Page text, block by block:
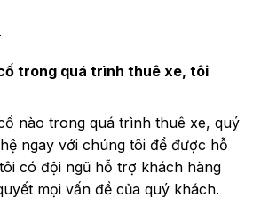
trong quá trình thuê xe, tôi
nào trong quá trình thuê xe, quý
ngay với chúng tôi để được hỗ
có đội ngũ hỗ trợ khách hàng
mọi vấn đề của quý khách.